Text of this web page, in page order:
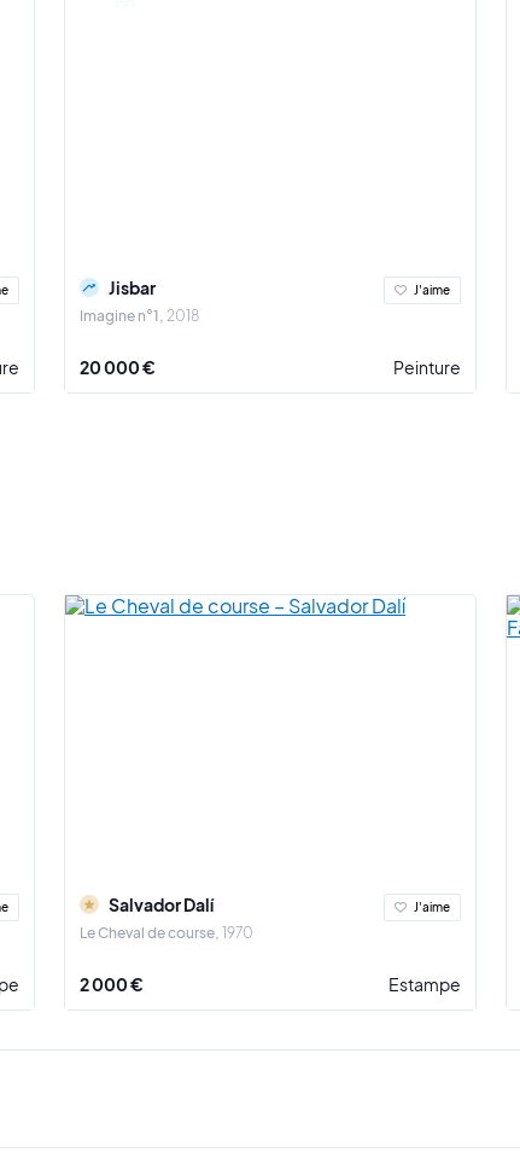
Jisbar
Imagine n°1 2018
J'aime
20 000 € Peinture
Salvador Dalí
Le Cheval de course 1970
J'aime
2 000 € Estampe